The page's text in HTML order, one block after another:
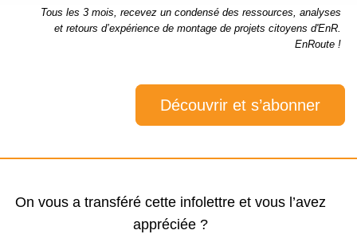
Tous les 3 mois, recevez un condensé des ressources, analyses
et retours d’expérience de montage de projets citoyens d'EnR.
EnRoute !
Découvrir et s’abonner
On vous a transféré cette infolettre et vous l’avez
appréciée ?